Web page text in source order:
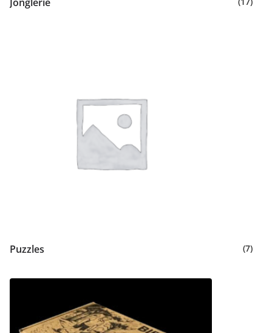
Puzzles (7)